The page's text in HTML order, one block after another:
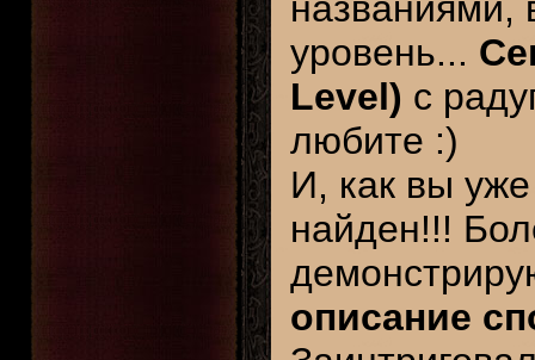
уровень...
Level) с
любите :)
И, как вы
найден!!!
описание